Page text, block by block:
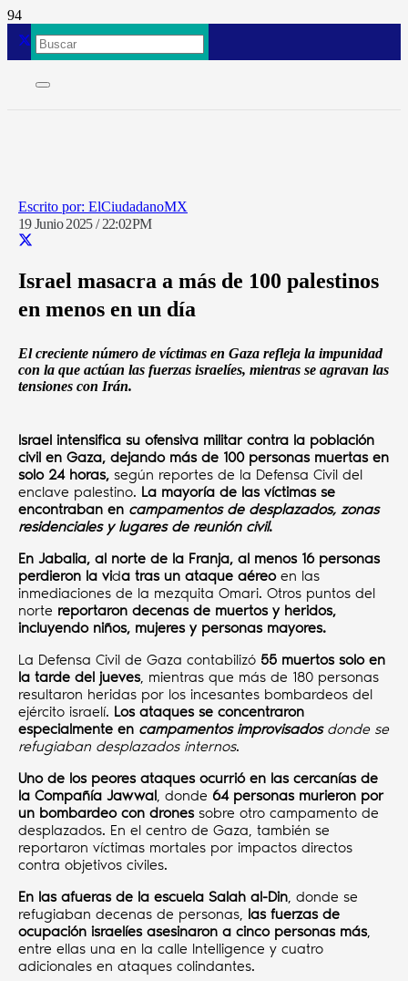
ElCiudadanoMX
19 Junio 2025 / 22:02PM
Israel masacra a más de 100 palestinos
en menos en un día
El creciente número de víctimas en Gaza refleja la impunidad
con la que actúan las fuerzas israelíes, mientras se agravan las
tensiones con Irán.
Israel intensifica su ofensiva militar contra la población
civil en Gaza, dejando más de 100 personas muertas en
solo 24 horas, según reportes de la Defensa Civil del
enclave palestino. La mayoría de las víctimas se
encontraban en campamentos de desplazados, zonas
residenciales y lugares de reunión civil.
En Jabalia, al norte de la Franja, al menos 16 personas
perdieron la vida tras un ataque aéreoen las
inmediaciones de la mezquita Omari. Otros puntos del
norte reportaron decenas de muertos y heridos,
incluyendo niños, mujeres y personas mayores.
La Defensa Civil de Gaza contabilizó 55 muertos solo en
la tarde del jueves, mientras que más de 180 personas
resultaron heridas por los incesantes bombardeos del
ejército israelí. Los ataques se concentraron
especialmente en campamentos improvisadosdonde se
refugiaban desplazados internos.
Uno de los peores ataques ocurrió en las cercanías de
la Compañía Jawwal, donde 64 personas murieron por
un bombardeo con dronessobre otro campamento de
desplazados. En el centro de Gaza, también se
reportaron víctimas mortales por impactos directos
contra objetivos civiles.
En las afueras de la escuela Salah al-Din, donde se
refugiaban decenas de personas, las fuerzas de
ocupación israelíes asesinaron a cinco personas más,
entre ellas una en la calle Intelligence y cuatro
adicionales en ataques colindantes.